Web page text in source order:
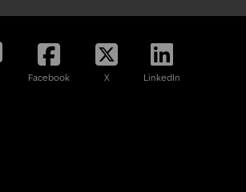
Facebook X LinkedIn